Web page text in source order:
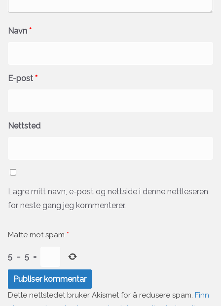
Navn *
E-post *
Nettsted
Lagre mitt navn, e-post og nettside i denne nettleseren
for neste gang jeg kommenterer.
Matte mot spam *
5 − 5 =
Dette nettstedet bruker Akismet for å redusere spam. Finn